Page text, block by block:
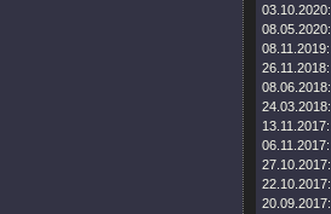
03.10.2020:
08.05.2020:
08.11.2019:
26.11.2018:
08.06.2018:
24.03.2018:
13.11.2017:
06.11.2017:
27.10.2017:
22.10.2017:
20.09.2017: